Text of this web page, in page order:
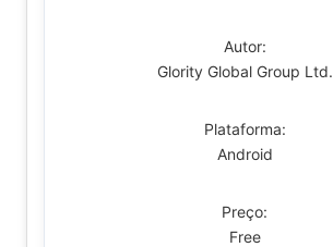
Autor:
Glority Global Group Ltd.
Plataforma:
Android
Preço:
Free